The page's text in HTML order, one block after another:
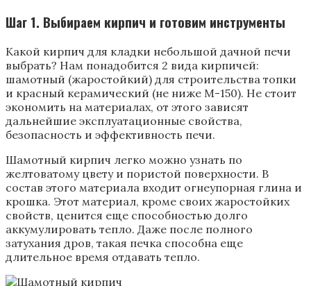
Шаг 1. Выбираем кирпич и готовим инструменты
Какой кирпич для кладки небольшой дачной печи
выбрать? Нам понадобится 2 вида кирпичей:
шамотный (жаростойкий) для строительства топки
и красный керамический (не ниже М-150). Не стоит
экономить на материалах, от этого зависят
дальнейшие эксплуатационные свойства,
безопасность и эффективность печи.
Шамотный кирпич легко можно узнать по
желтоватому цвету и пористой поверхности. В
состав этого материала входит огнеупорная глина и
крошка. Этот материал, кроме своих жаростойких
свойств, ценится еще способностью долго
аккумулировать тепло. Даже после полного
затухания дров, такая печка способна еще
длительное время отдавать тепло.